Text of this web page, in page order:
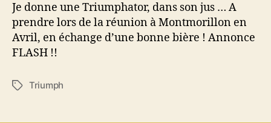
Je donne une Triumphator, dans son jus … A
prendre lors de la réunion à Montmorillon en
Avril, en échange d’une bonne bière ! Annonce
FLASH !!
Étiquettes
Triumph